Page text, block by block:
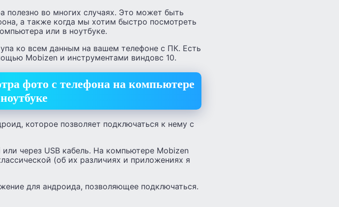
полезно во многих случаях. Это может быть
а также когда мы хотим быстро посмотреть
или в ноутбуке.
ко всем данным на вашем телефоне с ПК. Есть
Mobizen и инструментами виндовс 10.
фото с телефона на компьютере
которое позволяет подключаться к нему с
через USB кабель. На компьютере Mobizen
(об их различиях и приложениях я
для андроида, позволяющее подключаться.